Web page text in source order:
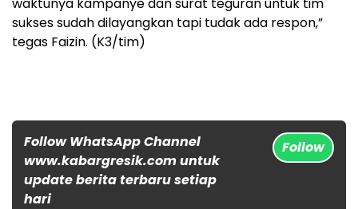
sukses sudah dilayangkan tapi tudak ada respon,”
tegas Faizin. (K3/tim)
Follow WhatsApp Channel
www.kabargresik.com untuk
update berita terbaru setiap
hari
Follow